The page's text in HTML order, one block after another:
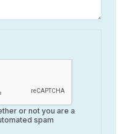
or not you are a
spam